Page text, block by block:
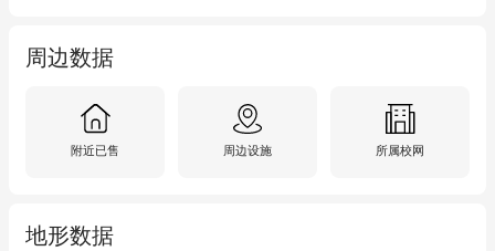
周边数据
附近已售 周边设施 所属校网
地形数据